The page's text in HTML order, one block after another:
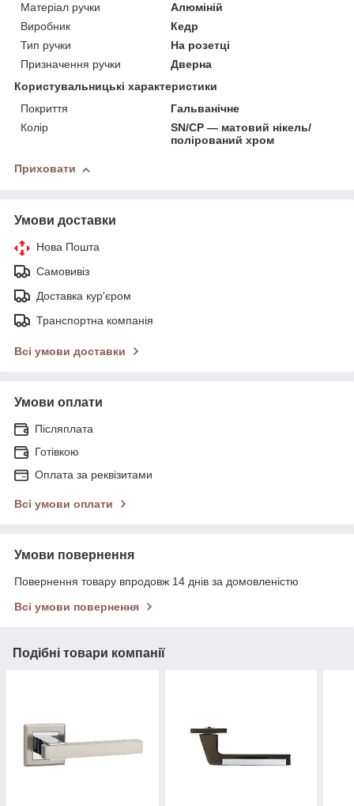
Матеріал ручки
Алюміній
Виробник
Кедр
Тип ручки
На розетці
Призначення ручки
Дверна
Користувальницькі характеристики
Покриття
Гальванічне
Колір
SN/CP ― матовий нікель/
полірований хром
Приховати
Умови доставки
Нова Пошта
Самовивіз
Доставка кур'єром
Транспортна компанія
Всі умови доставки
Умови оплати
Післяплата
Готівкою
Оплата за реквізитами
Всі умови оплати
Умови повернення
Повернення товару впродовж 14 днів за домовленістю
Всі умови повернення
Подібні товари компанії